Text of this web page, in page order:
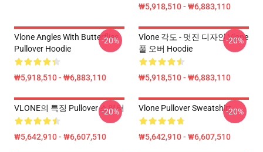
₩5,918,510 - ₩6,883,110
Vlone Angles With Butterflies
Pullover Hoodie
₩5,918,510 - ₩6,883,110
-20%
Vlone 각도 - 멋진 디자인 Vlone
풀 오버 Hoodie
₩5,918,510 - ₩6,883,110
-20%
VLONE의 특징 Pullover 스웨터
₩5,642,910 - ₩6,607,510
-20% Vlone Pullover Sweatshirt
₩5,642,910 - ₩6,607,510
-20%